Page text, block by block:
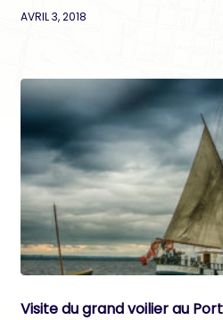
AVRIL 3, 2018
Visite du grand voilier au